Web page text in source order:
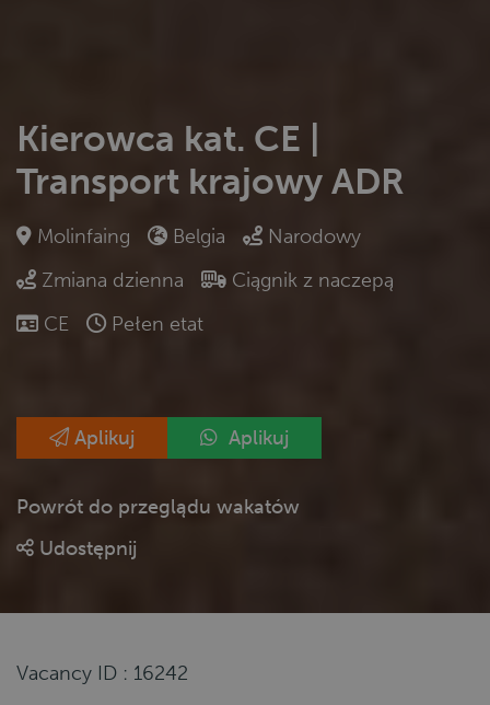
Kierowca kat. CE |
Transport krajowy ADR
Molinfaing Belgia
Narodowy
Zmiana dzienna
Ciągnik z naczepą
CE
Pełen etat
Aplikuj Aplikuj
Powrót do przeglądu wakatów
Udostępnij
Vacancy ID : 16242